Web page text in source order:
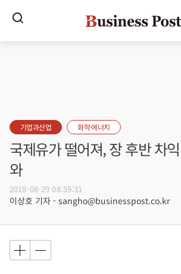
기업과산업 화학·에너지
국제유가 떨어져, 장 후반 차
와
2018-08-29 08:59:31
이상호 기자 - sangho@businesspost.co.kr